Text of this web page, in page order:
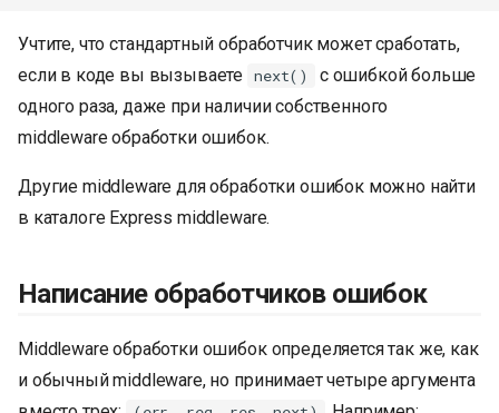
Учтите, что стандартный обработчик может сработать,
если в коде вы вызываете next()
с ошибкой больше
одного раза, даже при наличии собственного
middleware обработки ошибок.
Другие middleware для обработки ошибок можно найти
в каталоге Express middleware.
Написание обработчиков ошибок
Middleware обработки ошибок определяется так же, как
и обычный middleware, но принимает четыре аргумента